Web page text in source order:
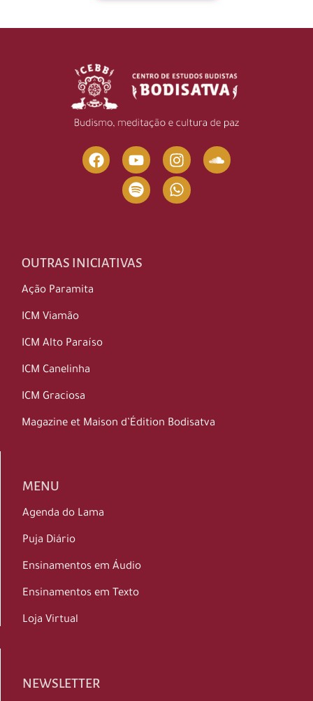
OUTRAS INICIATIVAS
Ação Paramita
ICM Viamão
ICM Alto Paraíso
ICM Canelinha
ICM Graciosa
Magazine et Maison d’Édition Bodisatva
MENU
Agenda do Lama
Puja Diário
Ensinamentos em Áudio
Ensinamentos em Texto
Loja Virtual
NEWSLETTER